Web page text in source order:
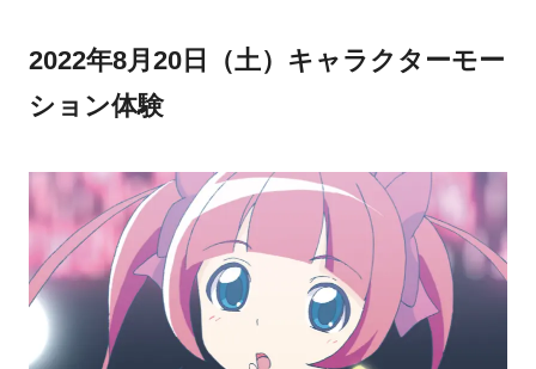
2022年8月20日（土）キャラクターモー
ション体験